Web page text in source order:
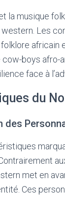
la musique
Les
africain
cow-boys afro-
face à
du
des
met en
Ces